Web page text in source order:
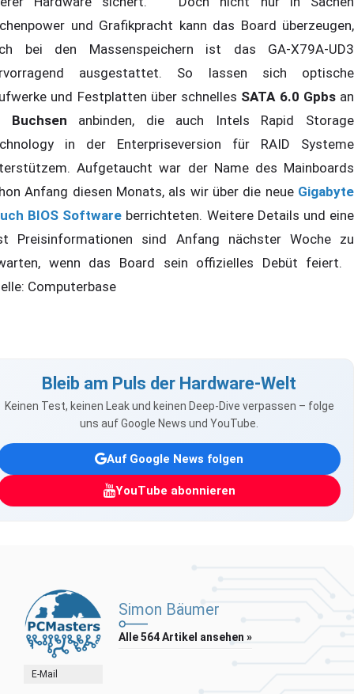
und Grafikpracht kann das Board überzeugen,
bei den Massenspeichern ist das GA-X79A-UD3
ausgestattet. So lassen sich optische
und Festplatten über schnelles SATA 6.0 Gpbsan
Buchsen anbinden, die auch Intels Rapid Storage
in der Enterpriseversion für RAID Systeme
Aufgetaucht war der Name des Mainboards
Anfang diesen Monats, als wir über die neue Gigabyte
BIOS Software berrichteten. Weitere Details und eine
Preisinformationen sind Anfang nächster Woche zu
wenn das Board sein offizielles Debüt feiert.
Computerbase
Bleib am Puls der Hardware-Welt
Keinen Test, keinen Leak und keinen Deep-Dive verpassen – folge
uns auf Google News und YouTube.
Auf Google News folgen
YouTube abonnieren
E-Mail
Simon Bäumer
Alle 564 Artikel ansehen »